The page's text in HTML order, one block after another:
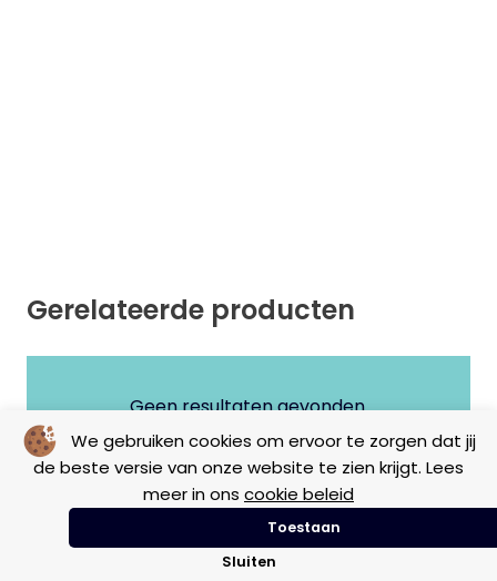
We gebruiken cookies om ervoor te zorgen dat jij
de beste versie van onze website te zien krijgt. Lees
meer in ons cookie beleid
Toestaan
Sluiten
Gerelateerde producten
Geen resultaten gevonden.